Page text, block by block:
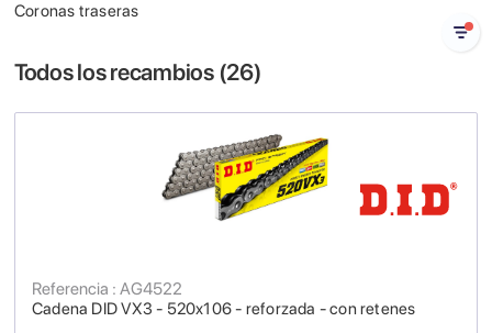
Coronas traseras
Todos los recambios (26)
Cadena DID VX3 - 520x106 - reforzada - con retenes
Referencia : AG4522